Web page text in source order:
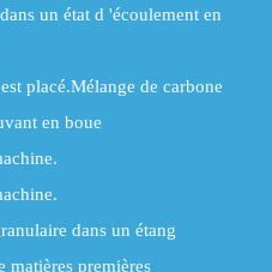
un état d 'écoulement en
placé.Mélange de carbone
en boue
dans un étang
matières premières